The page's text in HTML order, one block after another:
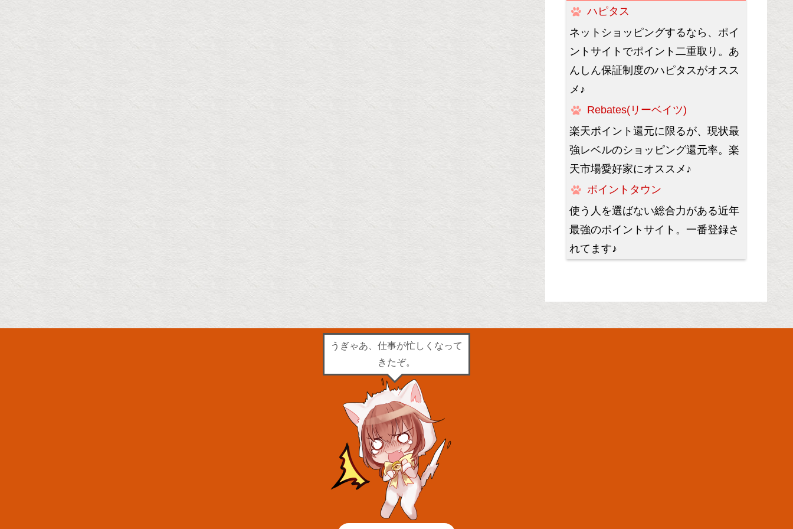
ハピタス
ネットショッピングするなら、ポイ
ントサイトでポイント二重取り。あ
んしん保証制度のハピタスがオスス
メ♪
Rebates(リーベイツ)
楽天ポイント還元に限るが、現状最
強レベルのショッピング還元率。楽
天市場愛好家にオススメ♪
ポイントタウン
使う人を選ばない総合力がある近年
最強のポイントサイト。一番登録さ
れてます♪
うぎゃあ、仕事が忙しくなって
きたぞ。